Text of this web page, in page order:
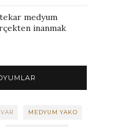
medyum
inanmak
MEDYUM YAKO